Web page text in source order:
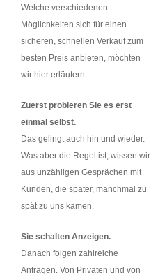
Welche verschiedenen
Möglichkeiten sich für einen
sicheren, schnellen Verkauf zum
besten Preis anbieten, möchten
wir hier erläutern.
Zuerst probieren Sie es erst
einmal selbst.
Das gelingt auch hin und wieder.
Was aber die Regel ist, wissen wir
aus unzähligen Gesprächen mit
Kunden, die später, manchmal zu
spät zu uns kamen.
Sie schalten Anzeigen.
Danach folgen zahlreiche
Anfragen. Von Privaten und von